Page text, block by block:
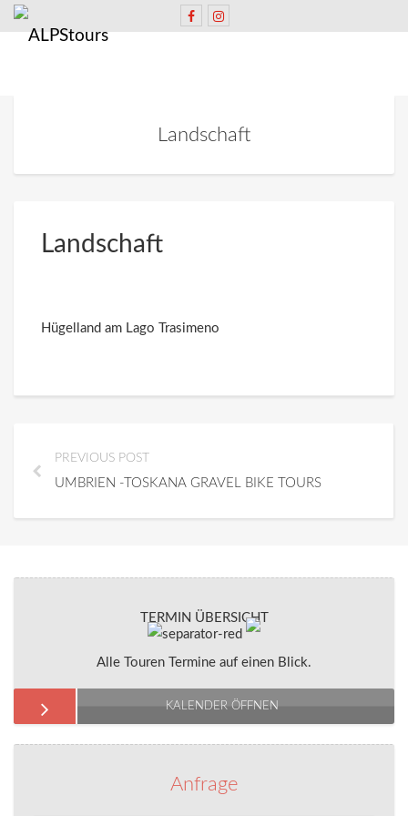
Landschaft
Landschaft
Hügelland am Lago Trasimeno
PREVIOUS POST
UMBRIEN -TOSKANA GRAVEL BIKE TOURS
TERMIN ÜBERSICHT
Alle Touren Termine auf einen Blick.
KALENDER ÖFFNEN
Anfrage